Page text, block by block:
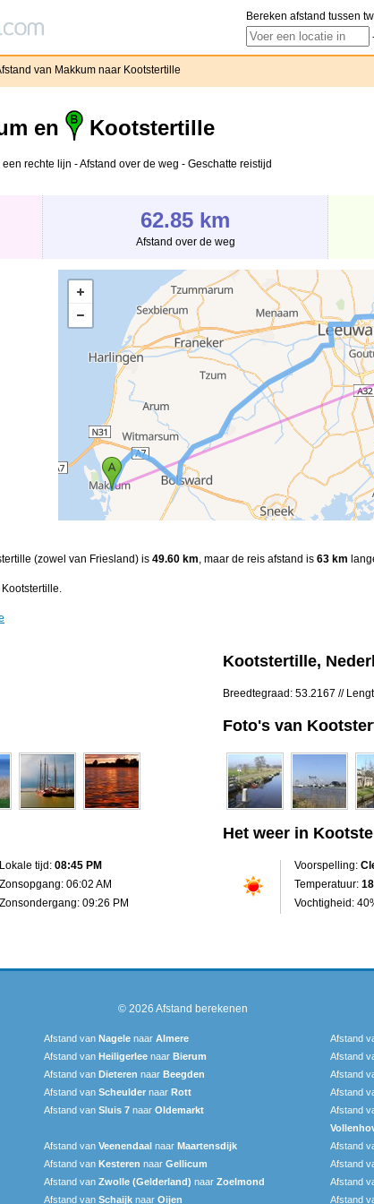
Bereken afstand tussen
van Makkum naar Kootstertille
en Kootstertille
rechte lijn - Afstand over de weg - Geschatte reistijd
62.85 km
Afstand over de weg
(zowel van Friesland) is 49.60 km, maar de reis afstand is 63 km
Lokale tijd: 08:45 PM
Zonsopgang: 06:02 AM
Zonsondergang: 09:26 PM
Kootstertille,
Breedtegraad: 53.2167 //
Foto's van
Het weer in
Voorspelling:
Temperatuur:
Vochtigheid:
© 2026 Afstand berekenen
Afstand van Nagele naar Almere Afstand
Afstand van Heiligerlee naar Bierum Afstand
Afstand van Dieteren naar Beegden Afstand
Afstand van Scheulder naar Rott Afstand
Afstand van Sluis 7 naar Oldemarkt Afstand
Afstand van Veenendaal naar Maartensdijk Afstand
Afstand van Kesteren naar Gellicum Afstand
Afstand van Zwolle (Gelderland) naar Zoelmond Afstand
Afstand van Schaijk naar Oijen Afstand